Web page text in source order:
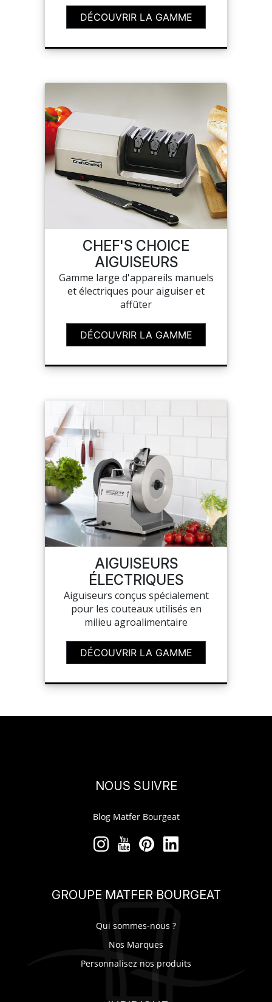
DÉCOUVRIR LA GAMME
CHEF'S CHOICE
AIGUISEURS
Gamme large d'appareils manuels
et électriques pour aiguiser et
affûter
DÉCOUVRIR LA GAMME
AIGUISEURS
ÉLECTRIQUES
Aiguiseurs conçus spécialement
pour les couteaux utilisés en
milieu agroalimentaire
DÉCOUVRIR LA GAMME
NOUS SUIVRE
Blog Matfer Bourgeat
GROUPE MATFER BOURGEAT
Qui sommes-nous ?
Nos Marques
Personnalisez nos produits